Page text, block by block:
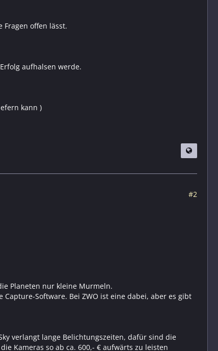
Fragen offen lässt.
aufhalsen werde.
kann )
#2
Planeten nur kleine Murmeln.
Software. Bei ZWO ist eine dabei, aber es gibt
verlangt lange Belichtungszeiten, dafür sind die
Kameras so ab ca. 600,- € aufwärts zu leisten